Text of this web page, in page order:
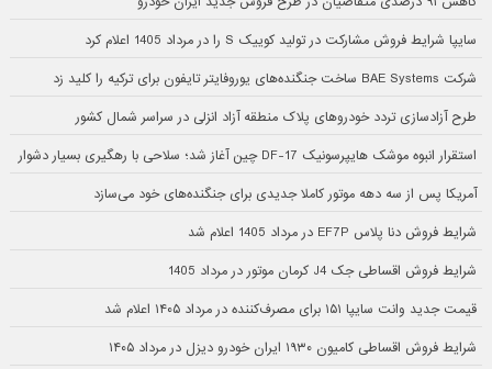
سایپا شرایط فروش مشارکت در تولید کوییک S را در مرداد 1405 اعلام کرد
شرکت BAE Systems ساخت جنگنده‌های یوروفایتر تایفون برای ترکیه را کلید زد
طرح آزادسازی تردد خودروهای پلاک منطقه آزاد انزلی در سراسر شمال کشور
استقرار انبوه موشک هایپرسونیک DF-17 چین آغاز شد؛ سلاحی با رهگیری بسیار دشوار
آمریکا پس از سه دهه موتور کاملا جدیدی برای جنگنده‌های خود می‌سازد
شرایط فروش دنا پلاس EF7P در مرداد 1405 اعلام شد
شرایط فروش اقساطی جک J4 کرمان موتور در مرداد 1405
قیمت جدید وانت سایپا ۱۵۱ برای مصرف‌کننده در مرداد ۱۴۰۵ اعلام شد
شرایط فروش اقساطی کامیون ۱۹۳۰ ایران خودرو دیزل در مرداد ۱۴۰۵